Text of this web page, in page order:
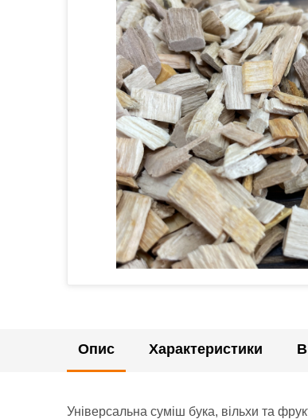
Опис Характеристики
Універсальна суміш бука, вільхи та